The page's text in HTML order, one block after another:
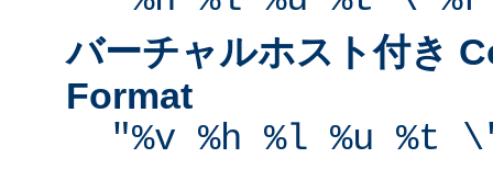
バーチャルホスト付き
Format
"%v %h %l %u %t